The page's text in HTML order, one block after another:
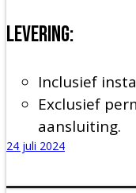
Levering:
Inclusief
Exclusief
aansluiting.
24 juli 2024